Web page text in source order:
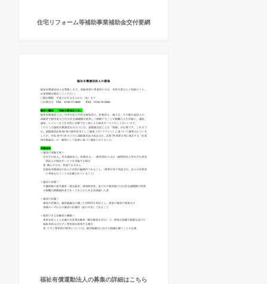
住宅リフォーム等補助事業補助金交付要網
福祉有償運動法人の募集の詳細はこちら